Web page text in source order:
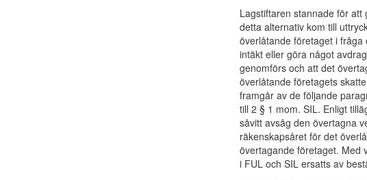
Lagstiftaren stannade för
detta alternativ kom till
överlåtande företaget i
intäkt eller göra något
genomförs och att det
överlåtande företagets
framgår av de följande
till 2 § 1 mom. SIL. Enligt
såvitt avsåg den övertagna
räkenskapsåret för det
övertagande företaget. Med
i FUL och SIL ersatts av